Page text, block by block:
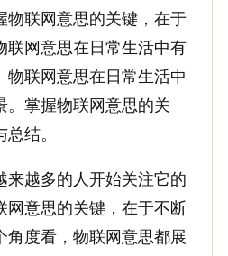
物联网意思的关键，在于
联网意思在日常生活中有
物联网意思在日常生活中
。掌握物联网意思的关
结。
来越多的人开始关注它的
网意思的关键，在于不断
角度看，物联网意思都展